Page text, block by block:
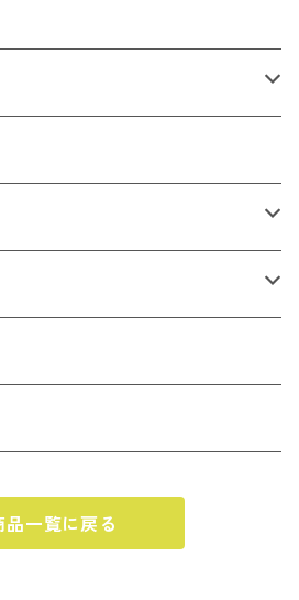
品一覧に戻る